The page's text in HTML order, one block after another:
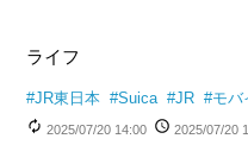
ライフ
#JR東日本 #Suica #JR #モバ
2025/07/20 14:00 2025/07/20